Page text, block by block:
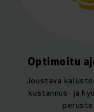
Säästöt
jotka ovat